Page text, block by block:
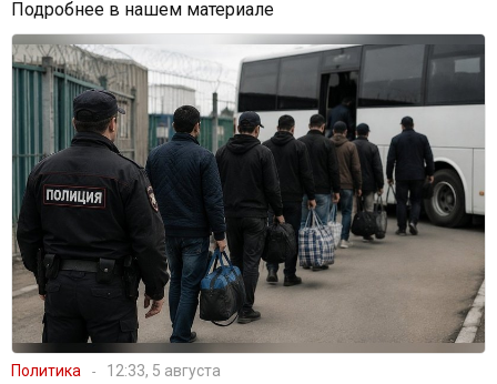
Подробнее в нашем материале
Политика 12:33, 5 августа